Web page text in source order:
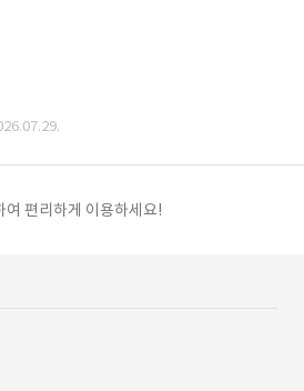
여 편리하게 이용하세요!